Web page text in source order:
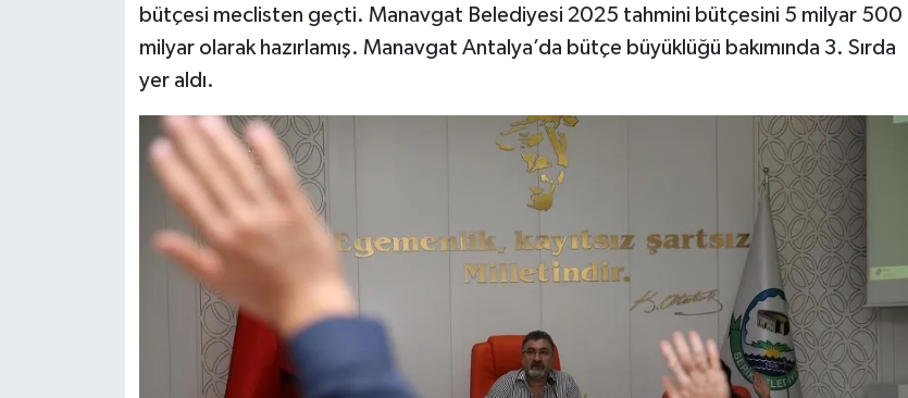
bütçesi meclisten geçti. Manavgat Belediyesi 2025 tahmini bütçesini 5 milyar 500
milyar olarak hazırlamış. Manavgat Antalya’da bütçe büyüklüğü bakımında 3. Sırda
yer aldı.